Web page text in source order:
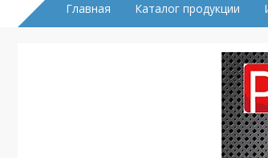
Главная Каталог продукции